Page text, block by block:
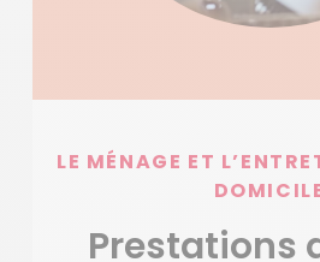
LE MÉNAGE ET
Prestations